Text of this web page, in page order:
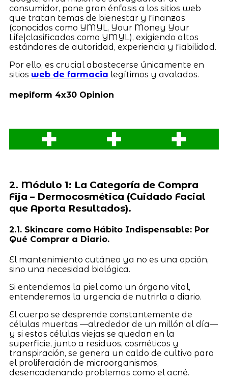
consumidor, pone gran énfasis a los sitios web
que tratan temas de bienestar y finanzas
(conocidos como YMYL, Your Money Your
Life|clasificados como YMYL), exigiendo altos
estándares de autoridad, experiencia y fiabilidad.
Por ello, es crucial abastecerse únicamente en
sitios web de farmacia legítimos y avalados.
mepiform 4x30 Opinion
2. Módulo 1: La Categoría de Compra
Fija – Dermocosmética (Cuidado Facial
que Aporta Resultados).
2.1. Skincare como Hábito Indispensable: Por
Qué Comprar a Diario.
El mantenimiento cutáneo ya no es una opción,
sino una necesidad biológica.
Si entendemos la piel como un órgano vital,
entenderemos la urgencia de nutrirla a diario.
El cuerpo se desprende constantemente de
células muertas —alrededor de un millón al día—
y si estas células viejas se quedan en la
superficie, junto a residuos, cosméticos y
transpiración, se genera un caldo de cultivo para
el proliferación de microorganismos,
desencadenando problemas como el acné.